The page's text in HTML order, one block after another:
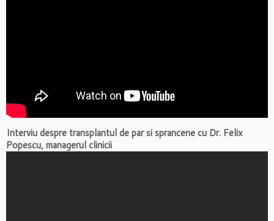
Interviu despre transplantul de par si sprancene cu Dr. Felix
Popescu, managerul clinicii